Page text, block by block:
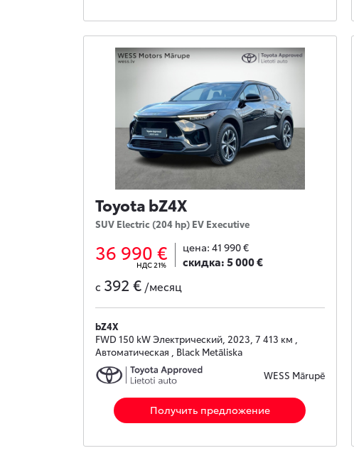
Toyota bZ4X
SUV Electric (204 hp) EV Executive
36 990 €
НДС 21%
цена: 41 990 €
скидка:5 000 €
с 392 € /месяц
bZ4X
FWD 150 kW Электрический, 2023, 7 413 км ,
Автоматическая , Black Metāliska
WESS Mārupē
Получить предложение